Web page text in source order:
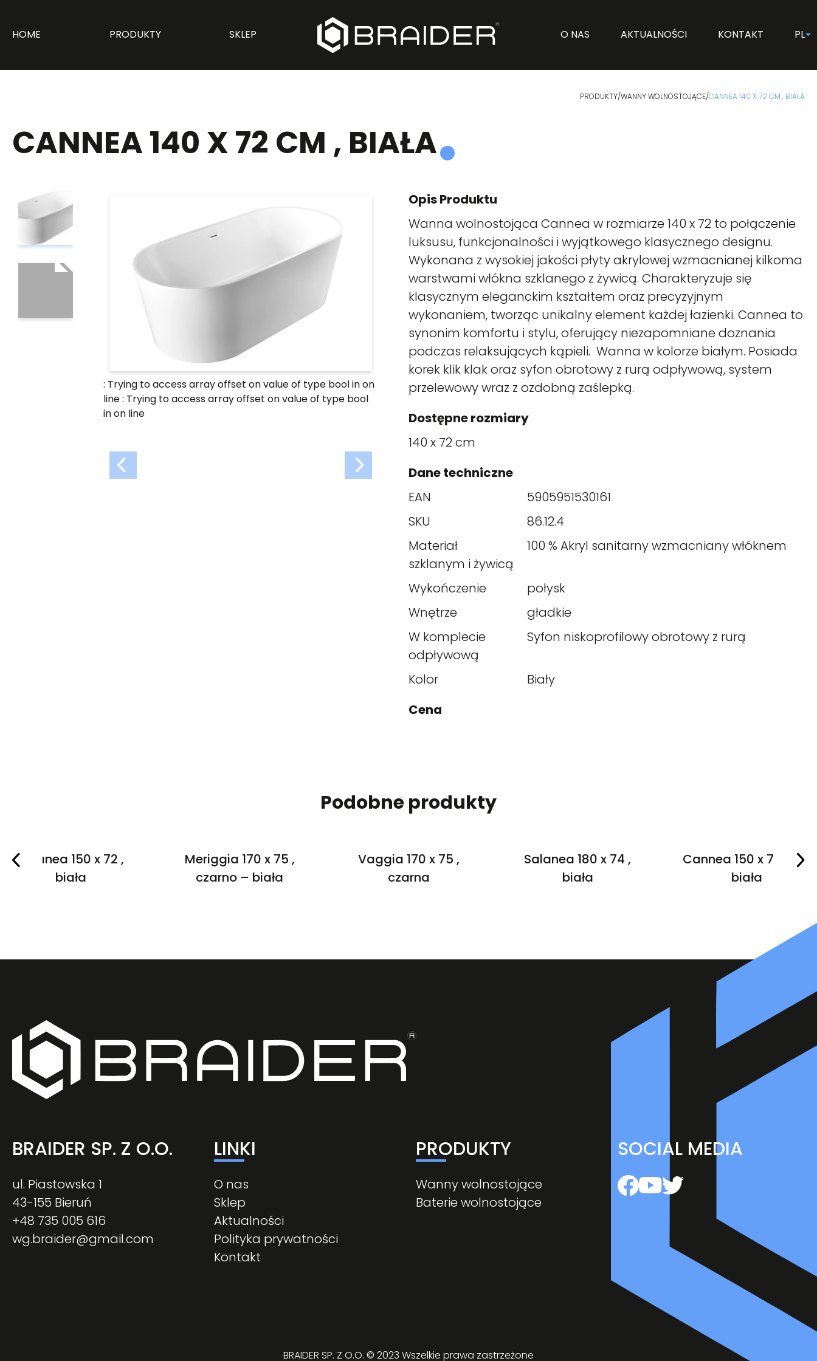
HOME PRODUKTY SKLEP O NAS AKTUALNOŚCI KONTAKT PL
PRODUKTY/WANNY WOLNOSTOJĄCE/CANNEA 140 X 72 CM , BIAŁA
CANNEA 140 X 72 CM , BIAŁA
: Trying to access array offset on value of type bool inon
line: Trying to access array offset on value of type bool
inon line
Opis Produktu
Wanna wolnostojąca Cannea w rozmiarze 140 x 72 to połączenie
luksusu, funkcjonalności i wyjątkowego klasycznego designu.
Wykonana z wysokiej jakości płyty akrylowej wzmacnianej kilkoma
warstwami włókna szklanego z żywicą. Charakteryzuje się
klasycznym eleganckim kształtem oraz precyzyjnym
wykonaniem, tworząc unikalny element każdej łazienki. Cannea to
synonim komfortu i stylu, oferujący niezapomniane doznania
podczas relaksujących kąpieli. Wanna w kolorze białym. Posiada
korek klik klak oraz syfon obrotowy z rurą odpływową, system
przelewowy wraz z ozdobną zaślepką.
Dostępne rozmiary
140 x 72 cm
Dane techniczne
EAN
5905951530161
SKU
86.12.4
Materiał
100 % Akryl sanitarny wzmacniany włóknem
szklanym i żywicą
Wykończenie
połysk
Wnętrze
gładkie
W komplecie
Syfon niskoprofilowy obrotowy z rurą
odpływową
Kolor
Biały
Cena
Podobne produkty
Salanea 150 x 72 ,
biała
Meriggia 170 x 75 ,
czarno – biała
Vaggia 170 x 75 ,
czarna
Salanea 180 x 74 ,
biała
Cannea 150 x 75 cm ,
biała
BRAIDER SP. Z O.O.
ul. Piastowska 1
43-155 Bieruń
+48 735 005 616
wg.braider@gmail.com
LINKI
O nas
Sklep
Aktualności
Polityka prywatności
Kontakt
PRODUKTY
Wanny wolnostojące
Baterie wolnostojące
SOCIAL MEDIA
BRAIDER SP. Z O.O. © 2023 Wszelkie prawa zastrzeżone